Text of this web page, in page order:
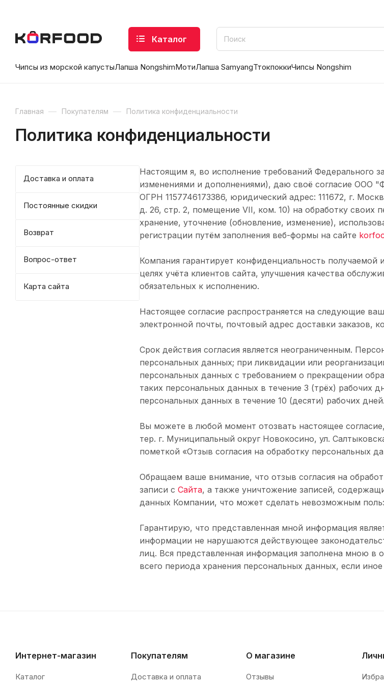
Каталог
Чипсы из морской капустыЛапша NongshimМотиЛапша SamyangТтокпоккиЧипсы Nongshim
Главная — Покупателям — Политика конфиденциальности
Политика конфиденциальности
Настоящим я, во исполнение требований Федерального
изменениями и дополнениями), даю своё согласие ООО
ОГРН 1157746173386, юридический адрес: 111672, г.
д. 26, стр. 2, помещение VII, ком. 10) на обработку своих
хранение, уточнение (обновление, изменение),
регистрации путём заполнения веб-формы на сайте
Компания гарантирует конфиденциальность
целях учёта клиентов сайта, улучшения качества
обязательных к исполнению.
Настоящее согласие распространяется на следующие
электронной почты, почтовый адрес доставки заказов,
Срок действия согласия является неограниченным.
персональных данных; при ликвидации или
персональных данных с требованием о прекращении
таких персональных данных в течение 3 (трёх) рабочих
персональных данных в течение 10 (десяти) рабочих дней.
Вы можете в любой момент отозвать настоящее
тер. г. Муниципальный округ Новокосино, ул.
пометкой «Отзыв согласия на обработку персональных
Обращаем ваше внимание, что отзыв согласия на
записи с Сайта, а также уничтожение записей,
данных Компании, что может сделать невозможным
Гарантирую, что представленная мной информация
информации не нарушаются действующее
лиц. Вся представленная информация заполнена мною в
всего периода хранения персональных данных, если
Доставка и оплата
Постоянные скидки
Возврат
Вопрос-ответ
Карта сайта
Интернет-магазин
Каталог
Покупателям
Доставка и оплата
О магазине
Отзывы